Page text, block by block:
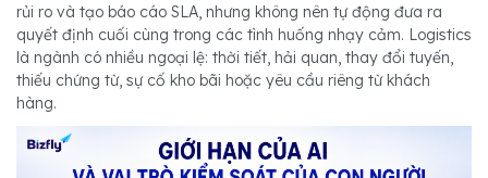
rủi ro và tạo báo cáo SLA, nhưng không nên tự động đưa ra
quyết định cuối cùng trong các tình huống nhạy cảm. Logistics
là ngành có nhiều ngoại lệ: thời tiết, hải quan, thay đổi tuyến,
thiếu chứng từ, sự cố kho bãi hoặc yêu cầu riêng từ khách
hàng.